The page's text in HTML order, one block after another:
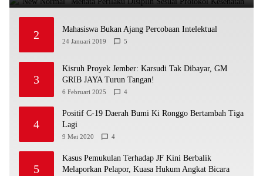
2 Mahasiswa Bukan Ajang Percobaan Intelektual
24 Januari 2019 5
3
Kisruh Proyek Jember: Karsudi Tak Dibayar, GM
GRIB JAYA Turun Tangan!
6 Februari 2025 4
4
Positif C-19 Daerah Bumi Ki Ronggo Bertambah Tiga
Lagi
9 Mei 2020 4
5
Kasus Pemukulan Terhadap JF Kini Berbalik
Melaporkan Pelapor, Kuasa Hukum Angkat Bicara